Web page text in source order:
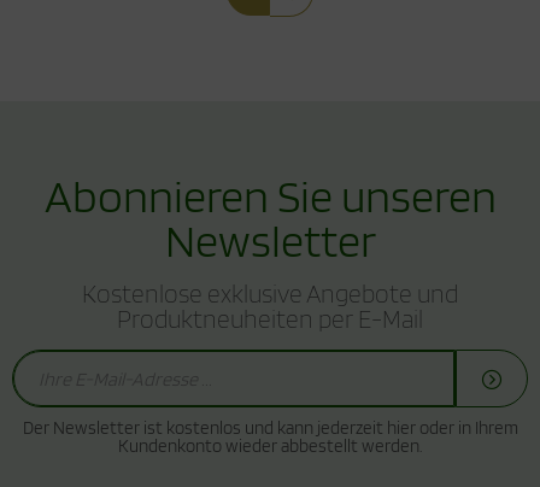
Abonnieren Sie unseren
Newsletter
Kostenlose exklusive Angebote und
Produktneuheiten per E-Mail
Der Newsletter ist kostenlos und kann jederzeit hier oder in Ihrem
Kundenkonto wieder abbestellt werden.